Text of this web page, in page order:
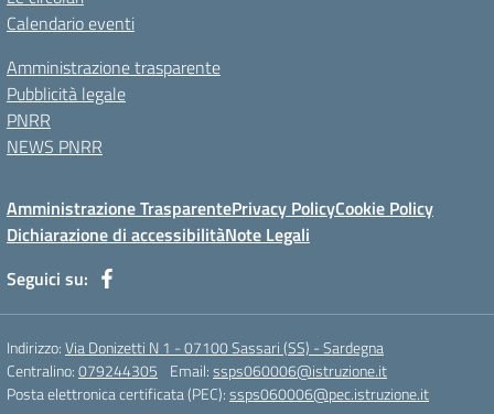
Calendario eventi
Amministrazione trasparente
Pubblicità legale
PNRR
NEWS PNRR
Amministrazione TrasparentePrivacy PolicyCookie Policy
Dichiarazione di accessibilitàNote Legali
Seguici su:
Indirizzo:Via Donizetti N 1 - 07100 Sassari (SS) - Sardegna
Centralino:079244305 Email:ssps060006@istruzione.it
Posta elettronica certificata (PEC):ssps060006@pec.istruzione.it